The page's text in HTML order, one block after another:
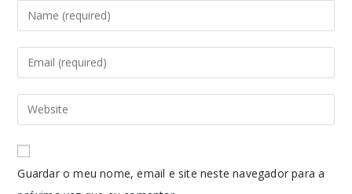
Guardar o meu nome, email e site neste navegador para a